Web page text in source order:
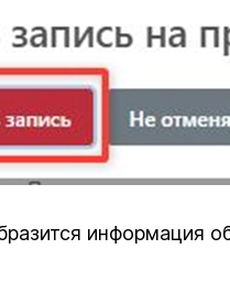
информация